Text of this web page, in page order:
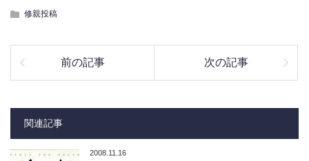
修親投稿
前の記事 次の記事
関連記事
2008.11.16